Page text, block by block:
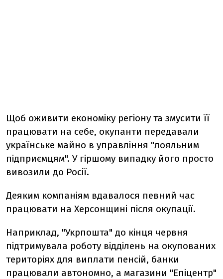
Щоб оживити економіку регіону та змусити її
працювати на себе, окупанти передавали
українське майно в управління "лояльним
підприємцям". У гіршому випадку його просто
вивозили до Росії.
Деяким компаніям вдавалося певний час
працювати на Херсонщині після окупації.
Наприклад, "Укрпошта" до кінця червня
підтримувала роботу відділень на окупованих
територіях для виплати пенсій, банки
працювали автономно, а магазини "Епіцентр"